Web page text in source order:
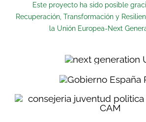
Este proyecto ha sido posible
Recuperación, Transformación y
la Unión Europea-Next